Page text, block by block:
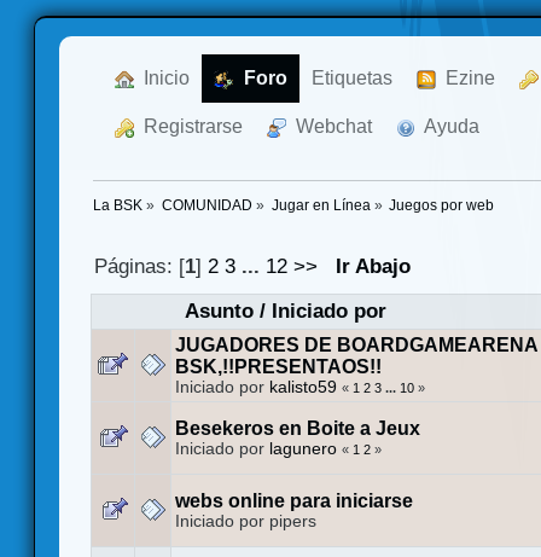
Inicio Foro Etiquetas Ezine
Registrarse Webchat Ayuda
La BSK » COMUNIDAD » Jugar en Línea » Juegos por web
Páginas: [1]2 3 ... 12 >>
Ir Abajo
Asunto/ Iniciado por
JUGADORES DE
BSK,!!PRESENTAOS!!
Iniciado por kalisto59 « 1 2 3 ... 10 »
Besekeros en Boite a Jeux
Iniciado por lagunero « 1 2 »
webs online para iniciarse
Iniciado por pipers